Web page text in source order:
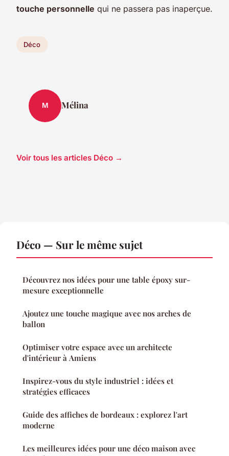
touche personnelle qui ne passera pas inaperçue.
Déco
M Mélina
Voir tous les articles Déco →
Déco — Sur le même sujet
Découvrez nos idées pour une table époxy sur-
mesure exceptionnelle
Ajoutez une touche magique avec nos arches de
ballon
Optimiser votre espace avec un architecte
d'intérieur à Amiens
Inspirez-vous du style industriel : idées et
stratégies efficaces
Guide des affiches de bordeaux : explorez l'art
moderne
Les meilleures idées pour une déco maison avec